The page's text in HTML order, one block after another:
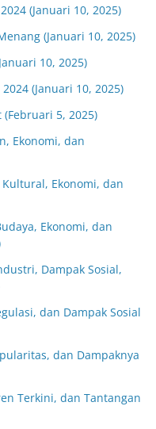
(Januari 10, 2025)
(Januari 10, 2025)
10, 2025)
(Januari 10, 2025)
(Februari 5, 2025)
Ekonomi, dan
Ekonomi, dan
Ekonomi, dan
Dampak Sosial,
dan Dampak Sosial
dan Dampaknya
Terkini, dan Tantangan